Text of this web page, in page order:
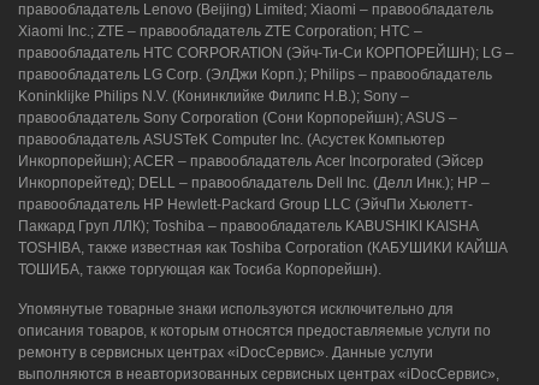
8 (964) 914-44-74(с 9:00 до 20:00)
правообладатель Lenovo (Beijing) Limited; Xiaomi – правообладатель
Xiaomi Inc.; ZTE – правообладатель ZTE Corporation; HTC –
правообладатель HTC CORPORATION (Эйч-Ти-Си КОРПОРЕЙШН); LG –
правообладатель LG Corp. (ЭлДжи Корп.); Philips – правообладатель
Koninklijke Philips N.V. (Конинклийке Филипс Н.В.); Sony –
правообладатель Sony Corporation (Сони Корпорейшн); ASUS –
правообладатель ASUSTeK Computer Inc. (Асустек Компьютер
Инкорпорейшн); ACER – правообладатель Acer Incorporated (Эйсер
Инкорпорейтед); DELL – правообладатель Dell Inc. (Делл Инк.); HP –
правообладатель HP Hewlett-Packard Group LLC (ЭйчПи Хьюлетт-
Паккард Груп ЛЛК); Toshiba – правообладатель KABUSHIKI KAISHA
TOSHIBA, также известная как Toshiba Corporation (КАБУШИКИ КАЙША
ТОШИБА, также торгующая как Тосиба Корпорейшн).
Упомянутые товарные знаки используются исключительно для
описания товаров, к которым относятся предоставляемые услуги по
ремонту в сервисных центрах «iDocСервис». Данные услуги
выполняются в неавторизованных сервисных центрах «iDocСервис»,